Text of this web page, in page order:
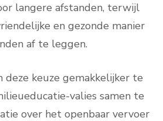
langere afstanden, terwijl
en gezonde manier
af te leggen.
deze keuze gemakkelijker te
valies samen te
over het openbaar vervoer